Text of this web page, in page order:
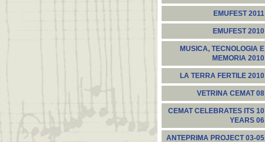
EMUFEST 2011
EMUFEST 2010
MUSICA, TECNOLOGIA E
MEMORIA 2010
LA TERRA FERTILE 2010
VETRINA CEMAT 08
CEMAT CELEBRATES ITS 10
YEARS 06
ANTEPRIMA PROJECT 03-05